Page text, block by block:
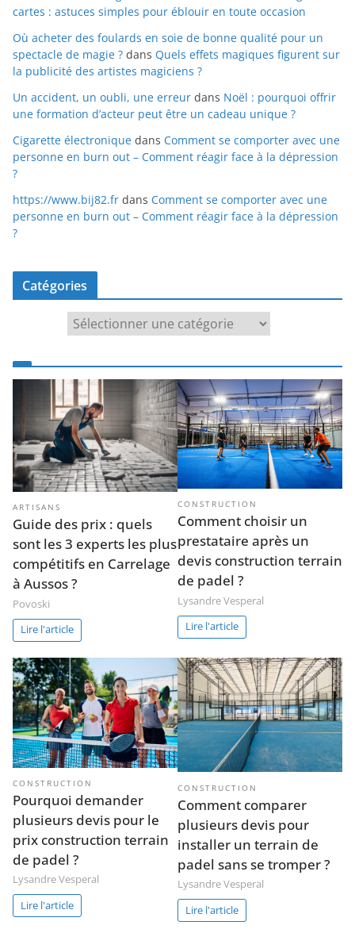
cartes : astuces simples pour éblouir en toute occasion
Où acheter des foulards en soie de bonne qualité pour un
spectacle de magie ? dans Quels effets magiques figurent sur
la publicité des artistes magiciens ?
Un accident, un oubli, une erreur dans Noël : pourquoi offrir
une formation d’acteur peut être un cadeau unique ?
Cigarette électronique dans Comment se comporter avec une
personne en burn out – Comment réagir face à la dépression
?
https://www.bij82.fr dans Comment se comporter avec une
personne en burn out – Comment réagir face à la dépression
?
Catégories
ARTISANS
Guide des prix : quels
sont les 3 experts les plus
compétitifs en Carrelage
à Aussos ?
Povoski
Lire l'article
CONSTRUCTION
Comment choisir un
prestataire après un
devis construction terrain
de padel ?
Lysandre Vesperal
Lire l'article
CONSTRUCTION
Pourquoi demander
plusieurs devis pour le
prix construction terrain
de padel ?
Lysandre Vesperal
Lire l'article
CONSTRUCTION
Comment comparer
plusieurs devis pour
installer un terrain de
padel sans se tromper ?
Lysandre Vesperal
Lire l'article